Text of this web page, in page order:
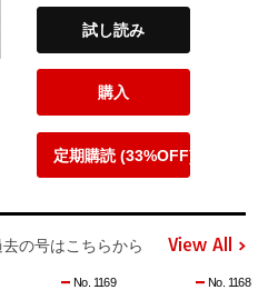
試し読み
購入
定期購読 (33%OFF)
去の号はこちらから View All
No. 1169 No. 1168